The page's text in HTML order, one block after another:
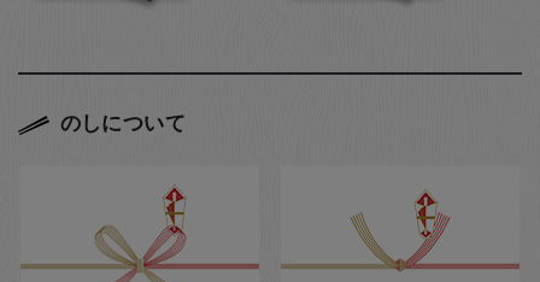
のしについて